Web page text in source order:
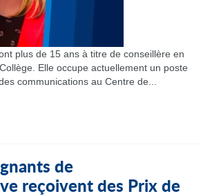
plus de 15 ans à titre de conseillère en
Elle occupe actuellement un poste
communications au Centre de...
de
reçoivent des Prix de